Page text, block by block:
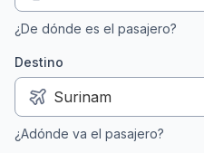
¿De dónde es el pasajero?
Destino
¿Adónde va el pasajero?